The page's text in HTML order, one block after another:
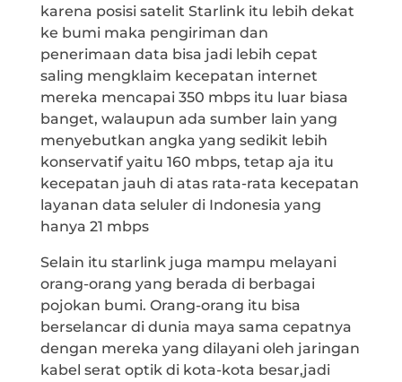
karena posisi satelit Starlink itu lebih dekat
ke bumi maka pengiriman dan
penerimaan data bisa jadi lebih cepat
saling mengklaim kecepatan internet
mereka mencapai 350 mbps itu luar biasa
banget, walaupun ada sumber lain yang
menyebutkan angka yang sedikit lebih
konservatif yaitu 160 mbps, tetap aja itu
kecepatan jauh di atas rata-rata kecepatan
layanan data seluler di Indonesia yang
hanya 21 mbps
Selain itu starlink juga mampu melayani
orang-orang yang berada di berbagai
pojokan bumi. Orang-orang itu bisa
berselancar di dunia maya sama cepatnya
dengan mereka yang dilayani oleh jaringan
kabel serat optik di kota-kota besar,jadi